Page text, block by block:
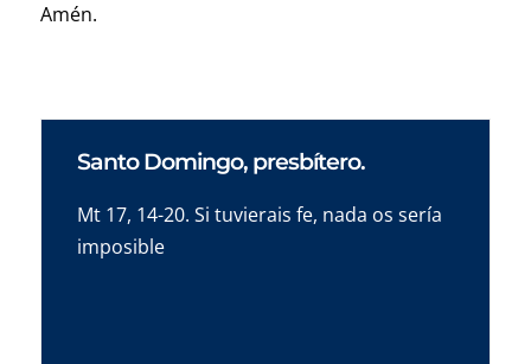
Amén.
Santo Domingo, presbítero.
Mt 17, 14-20. Si tuvierais fe, nada os sería
imposible